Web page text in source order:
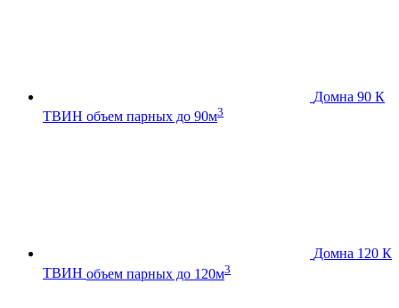
Домна 90 К
ТВИН объем парных до 90м3
Домна 120 К
ТВИН объем парных до 120м3